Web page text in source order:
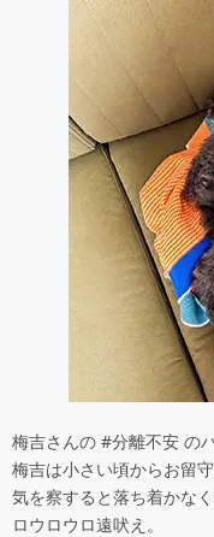
梅吉さんの #分離不安 のハ
梅吉は小さい頃からお留
気を察すると落ち着かな
ロウロウロ遠吠え。